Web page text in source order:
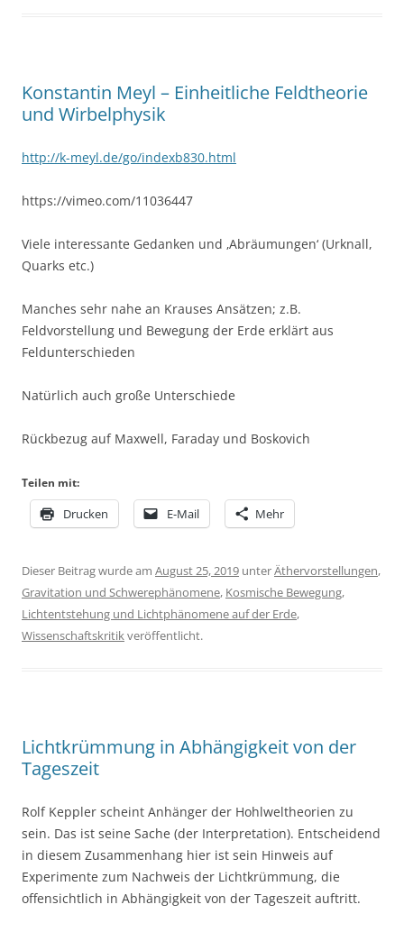
Konstantin Meyl – Einheitliche Feldtheorie
und Wirbelphysik
http://k-meyl.de/go/indexb830.html
https://vimeo.com/11036447
Viele interessante Gedanken und ‚Abräumungen‘ (Urknall,
Quarks etc.)
Manches sehr nahe an Krauses Ansätzen; z.B.
Feldvorstellung und Bewegung der Erde erklärt aus
Feldunterschieden
Natürlich auch große Unterschiede
Rückbezug auf Maxwell, Faraday und Boskovich
Teilen mit:
Drucken E-Mail Mehr
Dieser Beitrag wurde am August 25, 2019 unterÄthervorstellungen,
Gravitation und Schwerephänomene, Kosmische Bewegung,
Lichtentstehung und Lichtphänomene auf der Erde,
Wissenschaftskritikveröffentlicht.
Lichtkrümmung in Abhängigkeit von der
Tageszeit
Rolf Keppler scheint Anhänger der Hohlweltheorien zu
sein. Das ist seine Sache (der Interpretation). Entscheidend
in diesem Zusammenhang hier ist sein Hinweis auf
Experimente zum Nachweis der Lichtkrümmung, die
offensichtlich in Abhängigkeit von der Tageszeit auftritt.